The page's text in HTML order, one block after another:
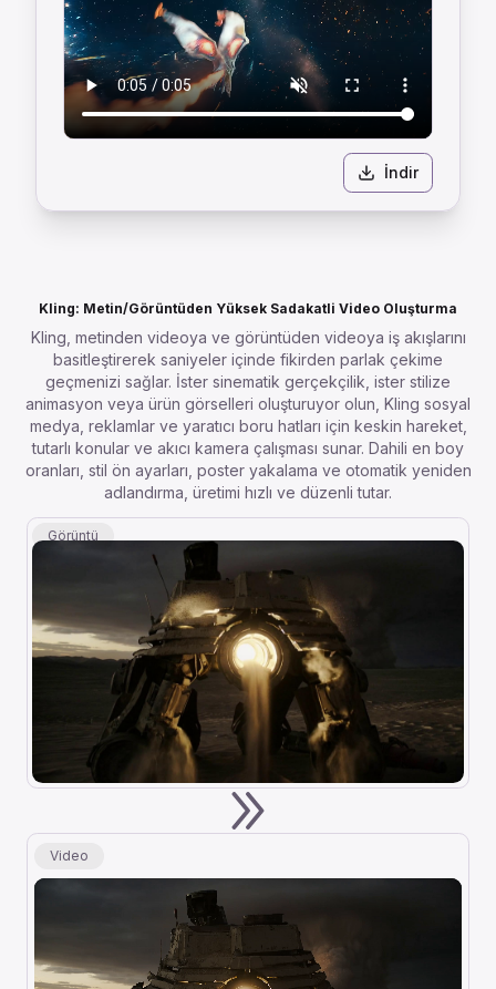
İndir
Kling: Metin/Görüntüden Yüksek Sadakatli Video Oluşturma
Kling, metinden videoya ve görüntüden videoya iş akışlarını
basitleştirerek saniyeler içinde fikirden parlak çekime
geçmenizi sağlar. İster sinematik gerçekçilik, ister stilize
animasyon veya ürün görselleri oluşturuyor olun, Kling sosyal
medya, reklamlar ve yaratıcı boru hatları için keskin hareket,
tutarlı konular ve akıcı kamera çalışması sunar. Dahili en boy
oranları, stil ön ayarları, poster yakalama ve otomatik yeniden
adlandırma, üretimi hızlı ve düzenli tutar.
Görüntü
Video